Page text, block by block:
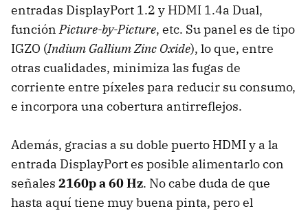
entradas DisplayPort 1.2 y HDMI 1.4a Dual,
funciónPicture-by-Picture, etc. Su panel es de tipo
IGZO (Indium Gallium Zinc Oxide), lo que, entre
otras cualidades, minimiza las fugas de
corriente entre píxeles para reducir su consumo,
e incorpora una cobertura antirreflejos.
Además, gracias a su doble puerto HDMI y a la
entrada DisplayPort es posible alimentarlo con
señales 2160p a 60 Hz. No cabe duda de que
hasta aquí tiene muy buena pinta, pero el